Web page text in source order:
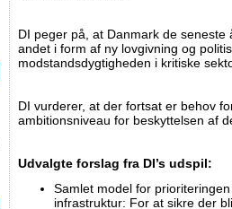
DI peger på, at Danmark de
andet i form af ny lovgivning og
modstandsdygtigheden i kritiske
DI vurderer, at der fortsat er behov
ambitionsniveau for beskyttelsen af
Udvalgte forslag fra DI’s udspil:
Samlet model for
infrastruktur: For at sikre der